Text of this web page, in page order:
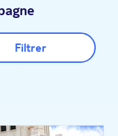
Filtrer